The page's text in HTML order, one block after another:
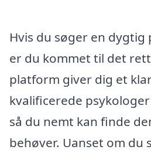
Hvis du søger en
er du kommet til det
platform giver dig et
kvalificerede
så du nemt kan finde
behøver. Uanset om du